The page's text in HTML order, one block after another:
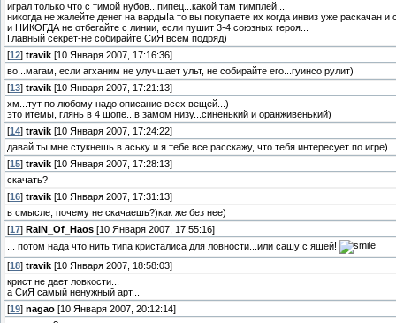
играл только что с тимой нубов...пипец...какой там тимплей...
никогда не жалейте денег на варды!а то вы покупаете их когда инвиз уже раскачан и
и НИКОГДА не отбегайте с линии, если пушит 3-4 союзных героя...
Главный секрет-не собирайте СиЯ всем подряд)
[12] travik [10 Января 2007, 17:16:36]
во...магам, если агханим не улучшает ульт, не собирайте его...гуинсо рулит)
[13] travik [10 Января 2007, 17:21:13]
хм...тут по любому надо описание всех вещей...)
это итемы, глянь в 4 шопе...в замом низу...синенький и оранживенький)
[14] travik [10 Января 2007, 17:24:22]
давай ты мне стукнешь в аську и я тебе все расскажу, что тебя интересует по игре)
[15] travik [10 Января 2007, 17:28:13]
скачать?
[16] travik [10 Января 2007, 17:31:13]
в смысле, почему не скачаешь?)как же без нее)
[17] RaiN_Of_Haos [10 Января 2007, 17:55:16]
... потом нада что нить типа кристалиса для ловности...или сашу с яшей!
[18] travik [10 Января 2007, 18:58:03]
крист не дает ловкости...
а СиЯ самый ненужный арт...
[19] nagao [10 Января 2007, 20:12:14]